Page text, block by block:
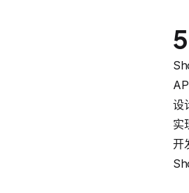
设
实
开